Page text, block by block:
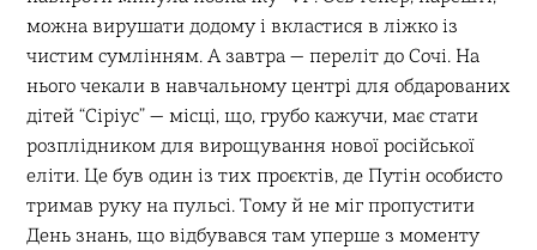
можна вирушати додому і вкластися в ліжко із
чистим сумлінням. А завтра — переліт до Сочі. На
нього чекали в навчальному центрі для обдарованих
дітей “Сіріус” — місці, що, грубо кажучи, має стати
розплідником для вирощування нової російської
еліти. Це був один із тих проєктів, де Путін особисто
тримав руку на пульсі. Тому й не міг пропустити
День знань, що відбувався там уперше з моменту